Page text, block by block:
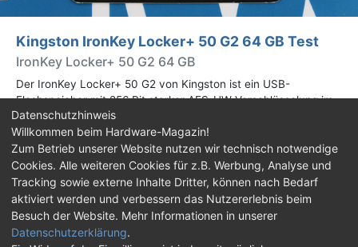
Kingston IronKey Locker+ 50 G2 64 GB Test
IronKey Locker+ 50 G2 64 GB
Der IronKey Locker+ 50 G2 von Kingston ist ein USB-
Flashspeicher mit 256 Bit starker AES-HW-Verschlüsselung im
XTS-Modus. Wir haben das 64-GB-Modell im Praxistest
genauer begutachtet.
Impressum| Kontakt |Jobs |Datenschutz |
Consent‑Einstellungen |Haftungsausschluss
Feed Facebook
Datenschutzhinweis
Willkommen beim Hardware-Magazin!
Zum Betrieb unserer Website nutzen wir technisch notwendige
Cookies. Alle weiteren Cookies für z.B. Werbung, Analyse und
Tracking sowie externe Inhalte Dritter, können nach Bedarf
aktiviert werden und verbessern das Nutzererlebnis beim
Besuch der Website. Mehr Informationen in unserer
Datenschutzerklärung.